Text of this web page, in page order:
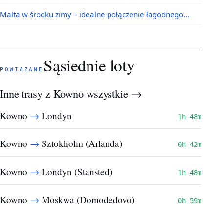
Malta w środku zimy – idealne połączenie łagodnego…
POWIĄZANE Sąsiednie loty
Inne trasy z Kowno wszystkie →
Kowno → Londyn 1h 48m
Kowno → Sztokholm (Arlanda) 0h 42m
Kowno → Londyn (Stansted) 1h 48m
Kowno → Moskwa (Domodedovo) 0h 59m